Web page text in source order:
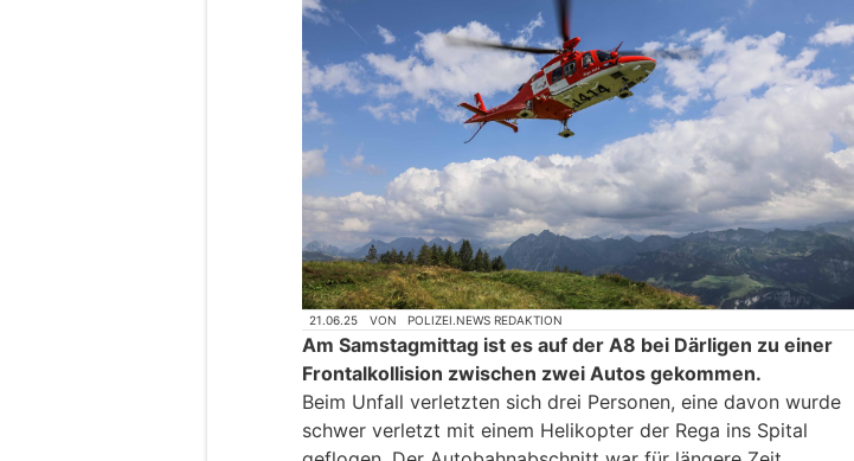
21.06.25 VON POLIZEI.NEWS REDAKTION
Am Samstagmittag ist es auf der A8 bei Därligen zu einer
Frontalkollision zwischen zwei Autos gekommen.
Beim Unfall verletzten sich drei Personen, eine davon wurde
schwer verletzt mit einem Helikopter der Rega ins Spital